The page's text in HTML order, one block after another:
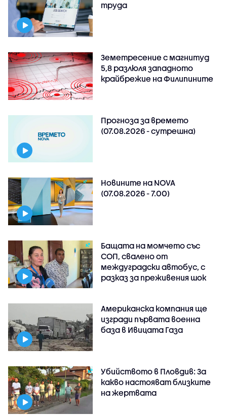
труда
Земетресение с магнитуд
5,8 разлюля западното
крайбрежие на Филипините
Прогноза за времето
(07.08.2026 - сутрешна)
Новините на NOVA
(07.08.2026 - 7.00)
Бащата на момчето със
СОП, свалено от
междуградски автобус, с
разказ за преживения шок
Американска компания ще
изгради първата военна
база в Ивицата Газа
Убийството в Пловдив: За
какво настояват близките
на жертвата